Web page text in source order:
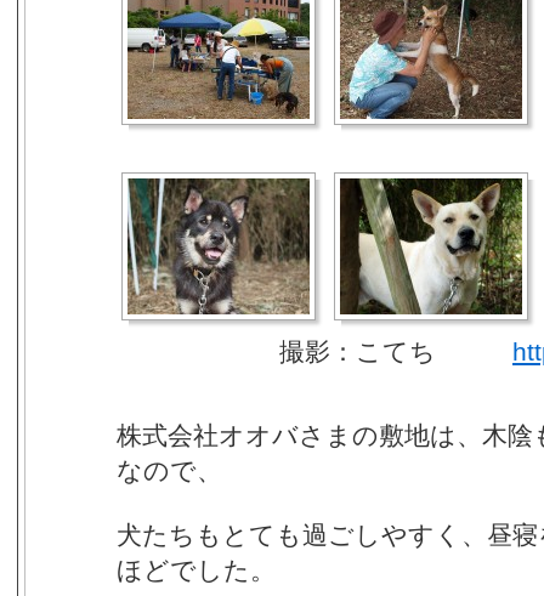
撮影：こてち
株式会社オオバさまの敷地は、木
なので、
犬たちもとても過ごしやすく、昼
ほどでした。